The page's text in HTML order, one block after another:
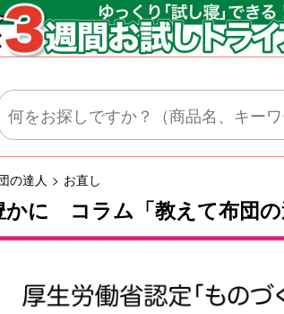
かに コラム「教えて布団の
トレス・肌がけ・毛布・セ
の達人 お直し